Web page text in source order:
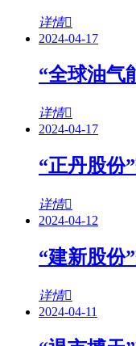
详情
2024-04-17
“全球油气
详情
2024-04-17
“正丹股份
详情
2024-04-12
“建新股份
详情
2024-04-11